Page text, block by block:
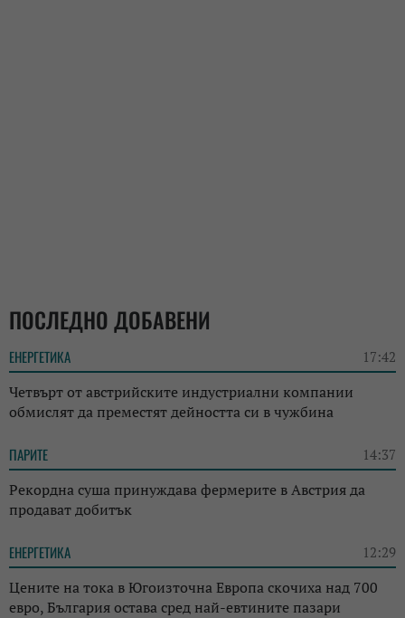
ПОСЛЕДНО ДОБАВЕНИ
ЕНЕРГЕТИКА 17:42
Четвърт от австрийските индустриални компании
обмислят да преместят дейността си в чужбина
ПАРИТЕ 14:37
Рекордна суша принуждава фермерите в Австрия да
продават добитък
ЕНЕРГЕТИКА 12:29
Цените на тока в Югоизточна Европа скочиха над 700
евро, България остава сред най-евтините пазари